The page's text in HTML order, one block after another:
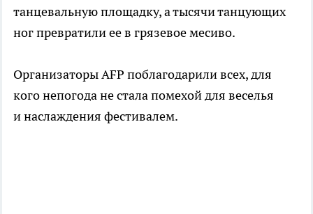
танцевальную площадку, а тысячи танцующих
ног превратили ее в грязевое месиво.
Организаторы AFP поблагодарили всех, для
кого непогода не стала помехой для веселья
и наслаждения фестивалем.